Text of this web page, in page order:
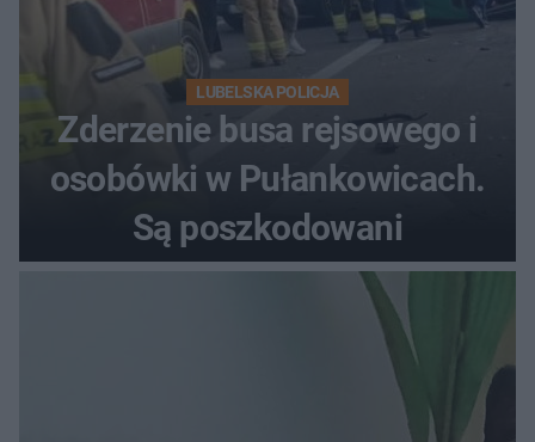
LUBELSKA POLICJA
Zderzenie busa rejsowego i
osobówki w Pułankowicach.
Są poszkodowani